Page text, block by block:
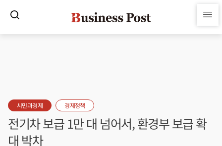
시민과경제 경제정책
전기차 보급 1만 대 넘어서, 환경부 보급 확
대 박차